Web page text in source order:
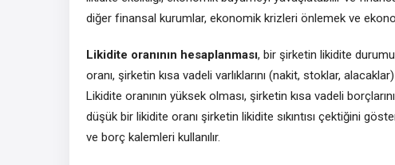
diğer finansal kurumlar, ekonomik krizleri önlemek ve
Likidite oranının hesaplanması, bir şirketin likidite
oranı, şirketin kısa vadeli varlıklarını (nakit, stoklar,
Likidite oranının yüksek olması, şirketin kısa vadeli
düşük bir likidite oranı şirketin likidite sıkıntısı çektiğini
ve borç kalemleri kullanılır.